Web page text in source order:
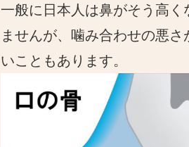
一般に日本人は鼻がそう高
ませんが、噛み合わせの悪
いこともあります。